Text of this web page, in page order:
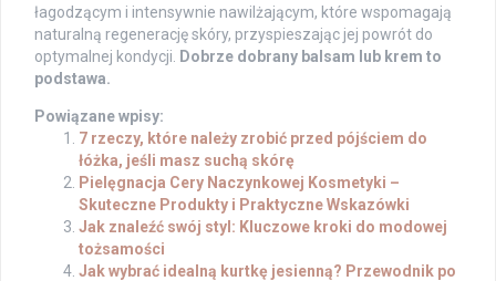
łagodzącym i intensywnie nawilżającym, które wspomagają
naturalną regenerację skóry, przyspieszając jej powrót do
optymalnej kondycji.
Dobrze dobrany balsam lub krem to
podstawa.
Powiązane wpisy:
7 rzeczy, które należy zrobić przed pójściem do
łóżka, jeśli masz suchą skórę
Pielęgnacja Cery Naczynkowej Kosmetyki –
Skuteczne Produkty i Praktyczne Wskazówki
Jak znaleźć swój styl: Kluczowe kroki do modowej
tożsamości
Jak wybrać idealną kurtkę jesienną? Przewodnik po